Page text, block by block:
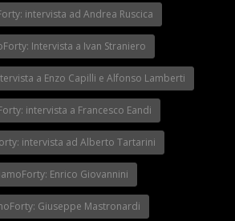
intervista ad Andrea Ruscica
Intervista a Ivan Straniero
a Enzo Capilli e Alfonso Lamberti
intervista a Francesco Eandi
intervista ad Alberto Tartarini
Enrico Giovannini
Giuseppe Mastronardi